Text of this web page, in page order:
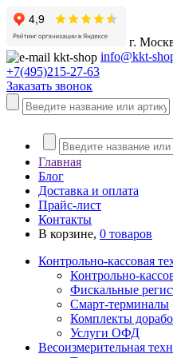
г.
info@kkt-
+7(495)215-27-63
Заказать звонок
Главная
Блог
Доставка и оплата
Прайс-лист
Контакты
В корзине, 0 товаров
Контрольно-кассовая
Контрольно-
Фискальные
Смарт-терминалы
Комплекты
Услуги ОФД
Весоизмерительная